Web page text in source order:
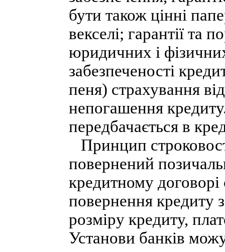
бути також цінні
векселі; гарантії та
юридичних і
забезпеченості
пеня) страхування
непогашення
передбачається в
Принцип
повернений
кредитному
повернення кредиту
розміру кредиту,
Установи банків